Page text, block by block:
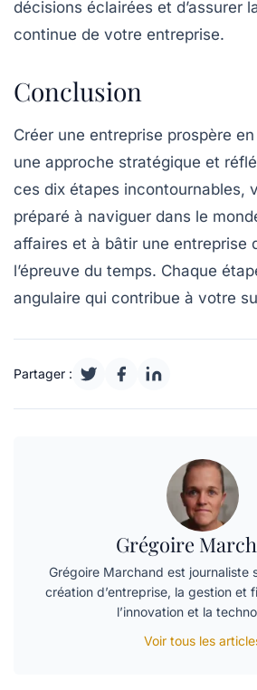
décisions éclairées et d’assurer
continue de votre entreprise.
Conclusion
Créer une entreprise prospère
une approche stratégique et
ces dix étapes incontournables,
préparé à naviguer dans le
affaires et à bâtir une entreprise
l’épreuve du temps. Chaque
angulaire qui contribue à votre
Partager :
Grégoire
Grégoire Marchand est journaliste
création d’entreprise, la gestion et
l’innovation et la
Voir tous les